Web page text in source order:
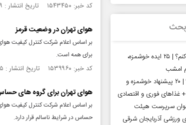
کد خبر: ۱۵۴۳۴۵۰ تاریخ انتشار : ۱۴۰۴/۱۱/۲۹
هوای تهران در وضعیت قرمز
برای همه است.
کد خبر: ۱۵۳۹۹۶۰ تاریخ انتشار : ۱۴۰۴/۱۱/۰۵
هوای تهران برای گروه های
حساس در شرایط ناسالم قرار دارد.
برای شام چی درست کنم؟ | ۲۵ ایده خوشمزه،
امشب
ناهار چی درست کنم؟ | ۲۰ پیشنهاد خوشمزه و
+ غذاهای فوری و اقتصادی
سرپرست هیئت
آذربایجان شرقی